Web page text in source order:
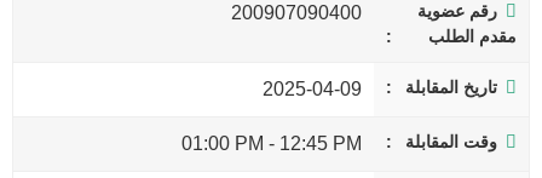
رقم عضوية
مقدم الطلب
200907090400
تاريخ المقابلة 2025-04-09
وقت المقابلة 12:45 PM
-
01:00 PM